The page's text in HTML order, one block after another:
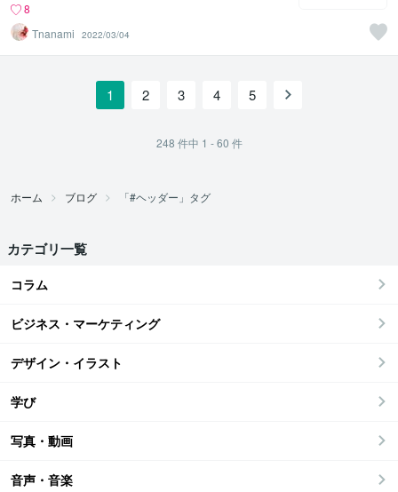
8
Tnanami
2022/03/04
1 2 3 4 5
248 件中 1 - 60 件
ホーム ブログ 「#ヘッダー」タグ
カテゴリ一覧
コラム
ビジネス・マーケティング
デザイン・イラスト
学び
写真・動画
音声・音楽